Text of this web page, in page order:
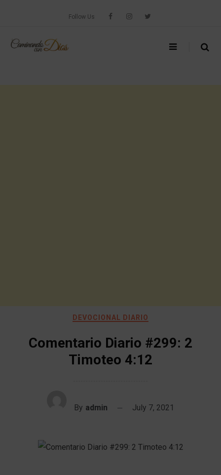
Follow Us
DEVOCIONAL DIARIO
Comentario Diario #299: 2
Timoteo 4:12
By admin July 7, 2021